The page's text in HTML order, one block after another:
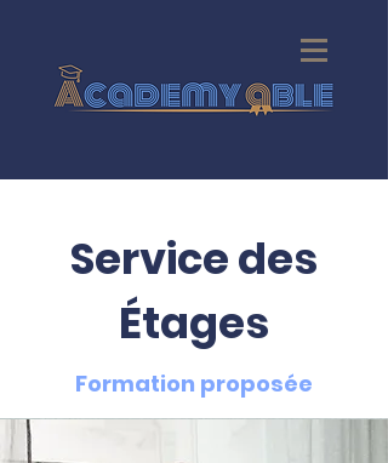
Service des
Étages
Formation proposée